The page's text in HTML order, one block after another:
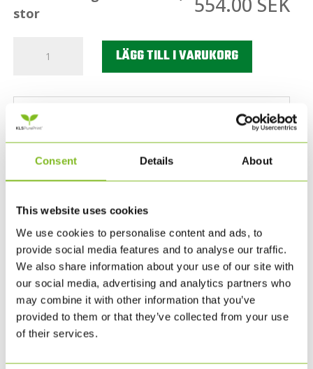
Consent Details About
This website uses cookies
We use cookies to personalise content and ads, to
provide social media features and to analyse our traffic.
We also share information about your use of our site with
our social media, advertising and analytics partners who
may combine it with other information that you’ve
provided to them or that they’ve collected from your use
of their services.
stor
globala
målen,
stor
mängd
LÄGG TILL I VARUKORG
Beskrivning
företag arbetar med FN:s globala mål.
evenemang och konferenser. De tilltalar
folks intuition - det är nästan omöjligt
att inte plocka upp bollen och dribbla
lite med den till kollegor. Bollens
egenskaper:
Engelsk text
Fotboll stl. 4,5